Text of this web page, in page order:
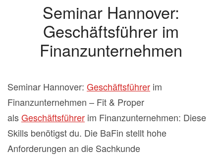
Seminar Hannover:
Geschäftsführer im
Finanzunternehmen
Seminar Hannover: Geschäftsführer im
Finanzunternehmen – Fit & Proper
alsGeschäftsführer im Finanzunternehmen: Diese
Skills benötigst du. Die BaFin stellt hohe
Anforderungen an die Sachkunde